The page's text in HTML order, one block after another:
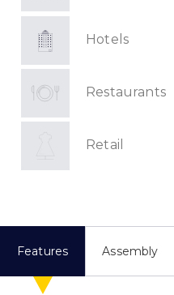
Hotels
Restaurants
Retail
Features Assembly